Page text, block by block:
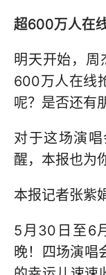
超600万人在
明天开始，周
600万人在线
呢？是否还有
对于这场演
醒，本报也为
本报记者张紫
5月30日至6
晚！四场演唱